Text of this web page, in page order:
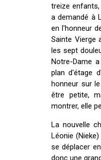
treize
a demandé à
en l'honneur
Sainte Vierge
les sept
Notre-Dame
plan d'étage
honneur sur
être petite,
montrer, elle
La nouvelle
Léonie
se déplacer
donc une